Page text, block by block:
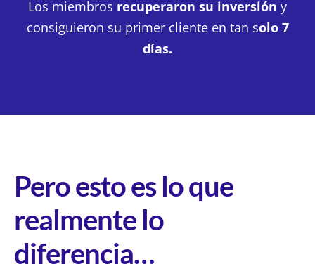
Los miembros recuperaron su inversión y
consiguieron su primer cliente en tan solo 7
días.
Pero esto es lo que
realmente lo
diferencia…